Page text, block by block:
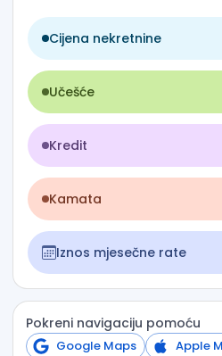
Cijena nekretnine
Učešće
Kredit
Kamata
Iznos mjesečne rate
Pokreni navigaciju pomoću
Google Maps Apple